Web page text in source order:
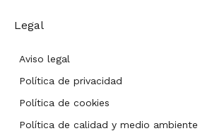
Legal
Aviso legal
Política de privacidad
Política de cookies
Política de calidad y medio ambiente